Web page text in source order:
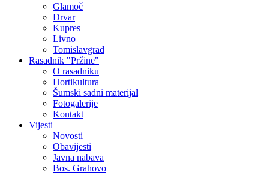
Glamoč
Drvar
Kupres
Livno
Tomislavgrad
Rasadnik "Pržine"
O rasadniku
Hortikultura
Šumski sadni materijal
Fotogalerije
Kontakt
Vijesti
Novosti
Obavijesti
Javna nabava
Bos. Grahovo